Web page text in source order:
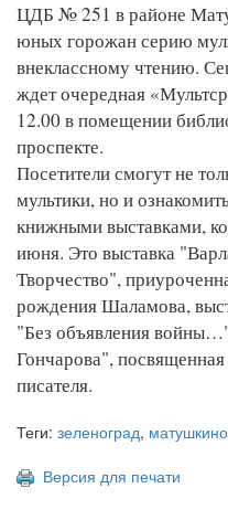
ЦДБ № 251 в районе
юных горожан серию
внеклассному чтению.
ждет очередная
12.00 в помещении
проспекте.
Посетители смогут не
мультики, но и
книжными выставками,
июня. Это выставка
Творчество",
рождения Шаламова,
"Без объявления
Гончарова",
писателя.
Теги: зеленоград, матушкино
Версия для печати